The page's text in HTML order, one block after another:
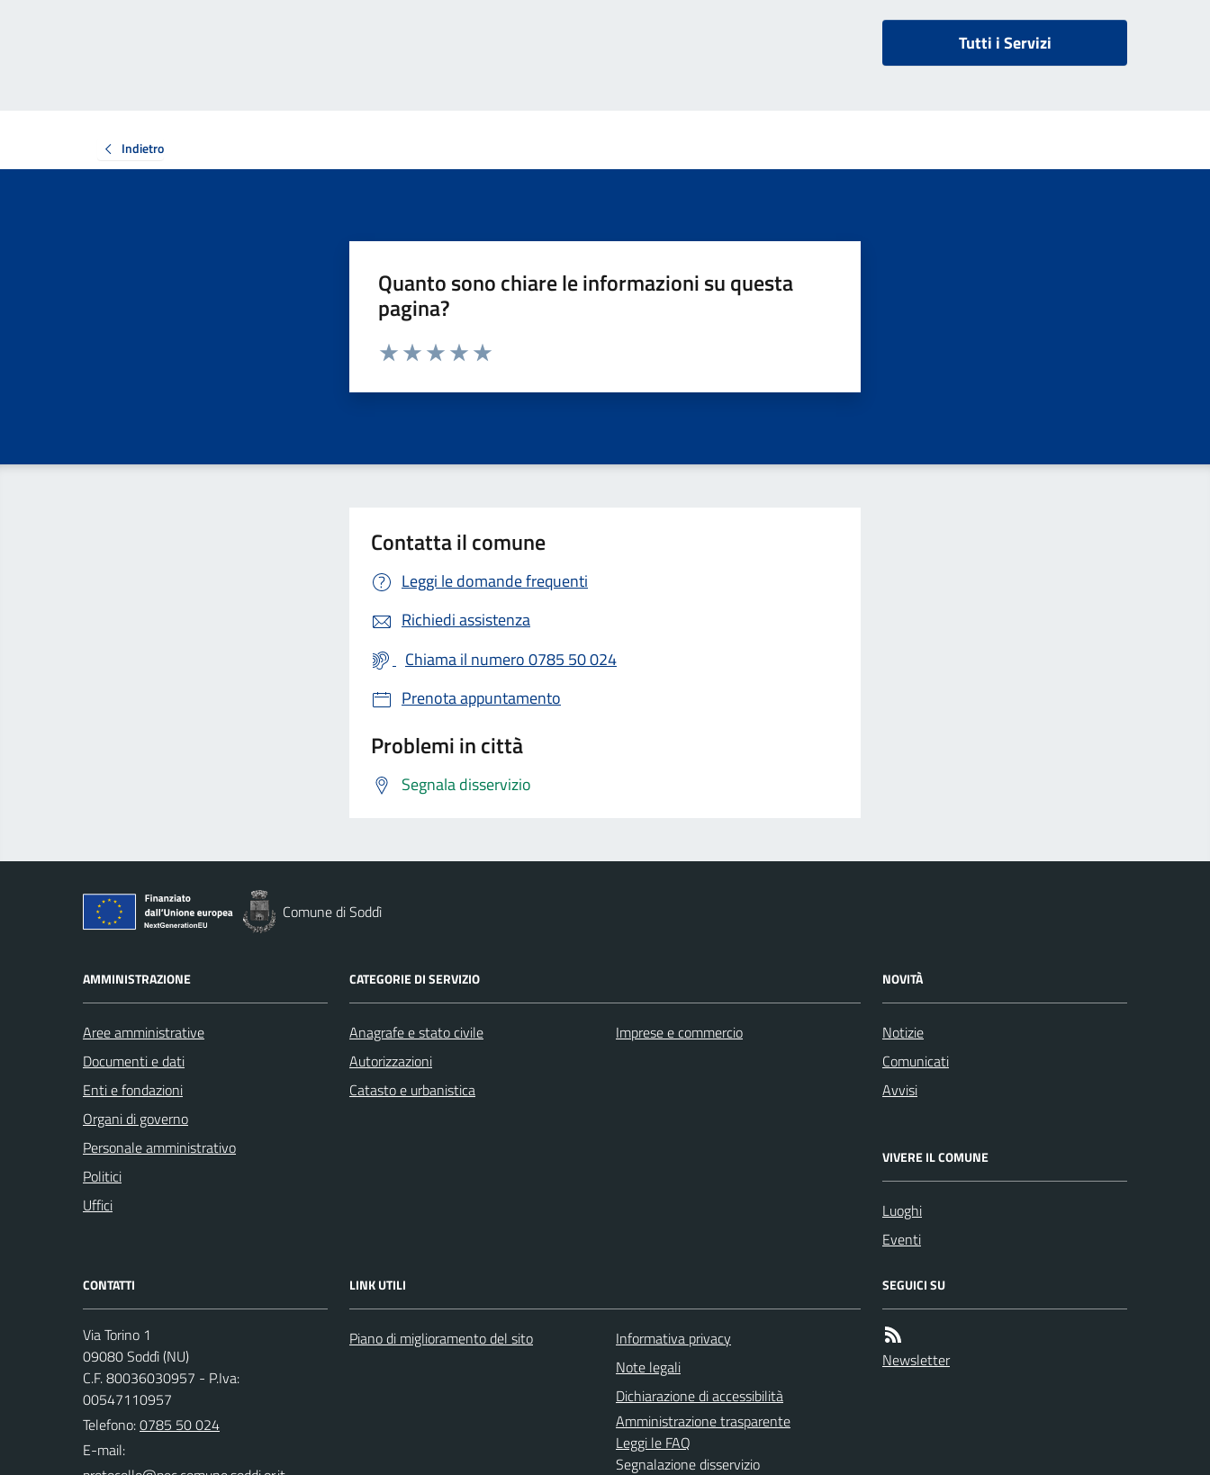
Tutti i Servizi
Indietro
Quanto sono chiare le informazioni su questa
pagina?
Valuta da 1 a 5 stelle la pagina
Contatta il comune
Leggi le domande frequenti
Richiedi assistenza
Chiama il numero 0785 50 024
Prenota appuntamento
Problemi in città
Segnala disservizio
Comune di Soddì
AMMINISTRAZIONE
Aree amministrative
Documenti e dati
Enti e fondazioni
Organi di governo
Personale amministrativo
Politici
Uffici
CATEGORIE DI SERVIZIO
Anagrafe e stato civile
Autorizzazioni
Catasto e urbanistica
Imprese e commercio
NOVITÀ
Notizie
Comunicati
Avvisi
VIVERE IL COMUNE
Luoghi
Eventi
CONTATTI
Via Torino 1
09080 Soddì (NU)
C.F. 80036030957 - P.Iva:
00547110957
Telefono:0785 50 024
E-mail:
LINK UTILI
Piano di miglioramento del sito
Informativa privacy
Note legali
Dichiarazione di accessibilità
Amministrazione trasparente
Leggi le FAQ
Segnalazione disservizio
SEGUICI SU
Newsletter